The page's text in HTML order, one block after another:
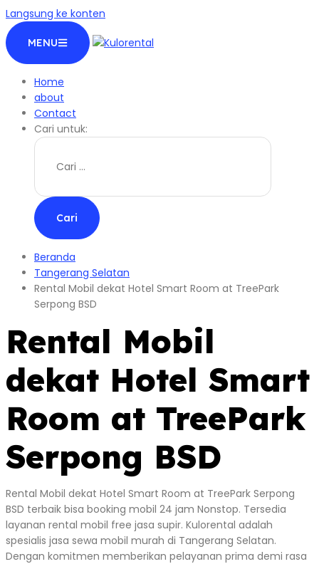
Langsung ke konten
MENU
Home
about
Contact
Cari untuk:
Beranda
Tangerang Selatan
Rental Mobil dekat Hotel Smart Room at TreePark
Serpong BSD
Rental Mobil
dekat Hotel Smart
Room at TreePark
Serpong BSD
Rental Mobil dekat Hotel Smart Room at TreePark Serpong
BSD terbaik bisa booking mobil 24 jam Nonstop. Tersedia
layanan rental mobil free jasa supir. Kulorental adalah
spesialis jasa sewa mobil murah di Tangerang Selatan.
Dengan komitmen memberikan pelayanan prima demi rasa